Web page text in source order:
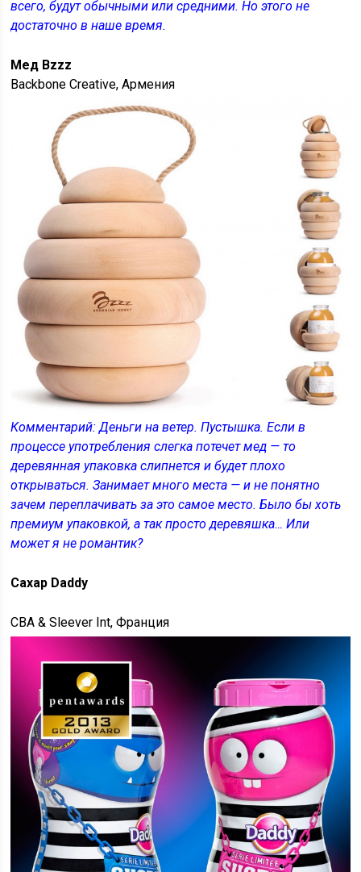
всего, будут обычными или средними. Но этого не
достаточно в наше время.
Мед Bzzz
Backbone Creative, Армения
Комментарий: Деньги на ветер. Пустышка. Если в
процессе употребления слегка потечет мед — то
деревянная упаковка слипнется и будет плохо
открываться. Занимает много места — и не понятно
зачем переплачивать за это самое место. Было бы хоть
премиум упаковкой, а так просто деревяшка… Или
может я не романтик?
Сахар Daddy
CBA & Sleever Int, Франция